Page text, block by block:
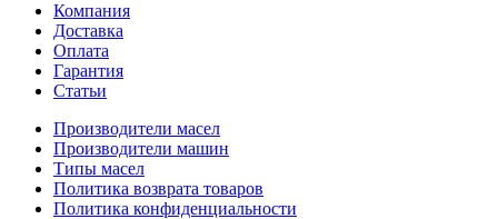
Компания
Доставка
Оплата
Гарантия
Статьи
Производители масел
Производители машин
Типы масел
Политика возврата товаров
Политика конфиденциальности